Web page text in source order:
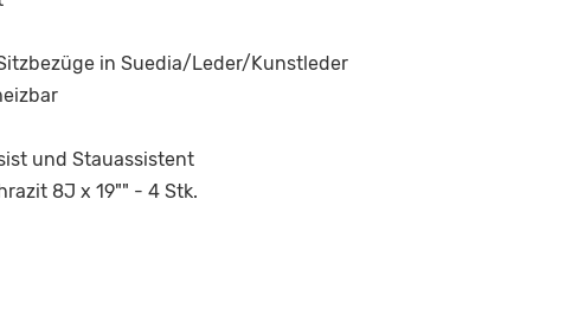
in Suedia/Leder/Kunstleder
und Stauassistent
8J x 19"" - 4 Stk.